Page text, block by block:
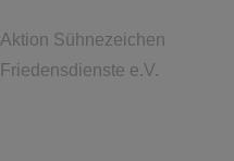
Aktion Sühnezeichen
Friedensdienste e.V.